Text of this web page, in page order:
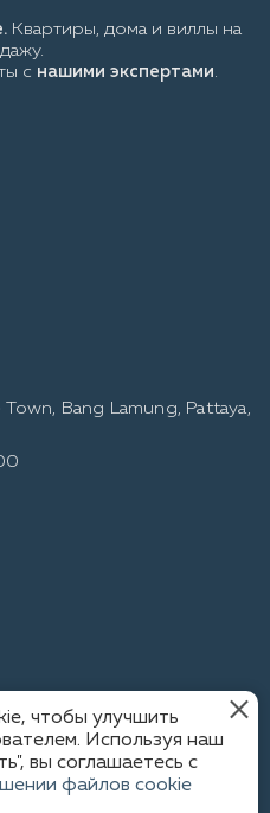
Квартиры, дома и виллы на
с нашими экспертами.
Bang Lamung, Pattaya,
чтобы улучшить
Используя наш
вы соглашаетесь с
файлов cookie